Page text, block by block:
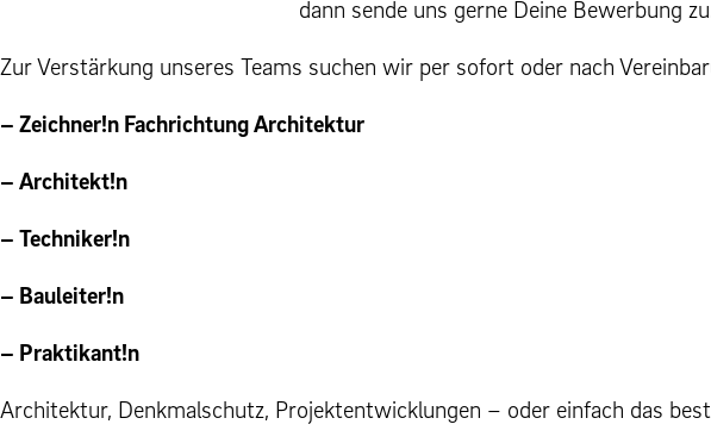
dann sende uns gerne Deine Bewerbung
Zur Verstärkung unseres Teams suchen wir per sofort oder nach
– Zeichner!n Fachrichtung Architektur
– Architekt!n
– Techniker!n
– Bauleiter!n
– Praktikant!n
Architektur, Denkmalschutz, Projektentwicklungen – oder einfach das